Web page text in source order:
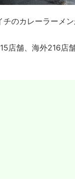
のカレーラーメ
店舗、海外216店